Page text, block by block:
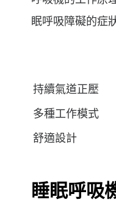
眠呼吸障礙的症
持續氣道正壓
多種工作模式
舒適設計
睡眠呼吸